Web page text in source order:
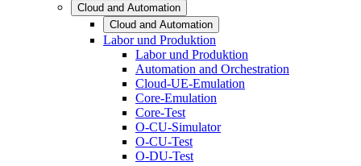
Cloud and Automation
Cloud and Automation
Labor und Produktion
Labor und Produktion
Automation and Orchestration
Cloud-UE-Emulation
Core-Emulation
Core-Test
O-CU-Simulator
O-CU-Test
O-DU-Test